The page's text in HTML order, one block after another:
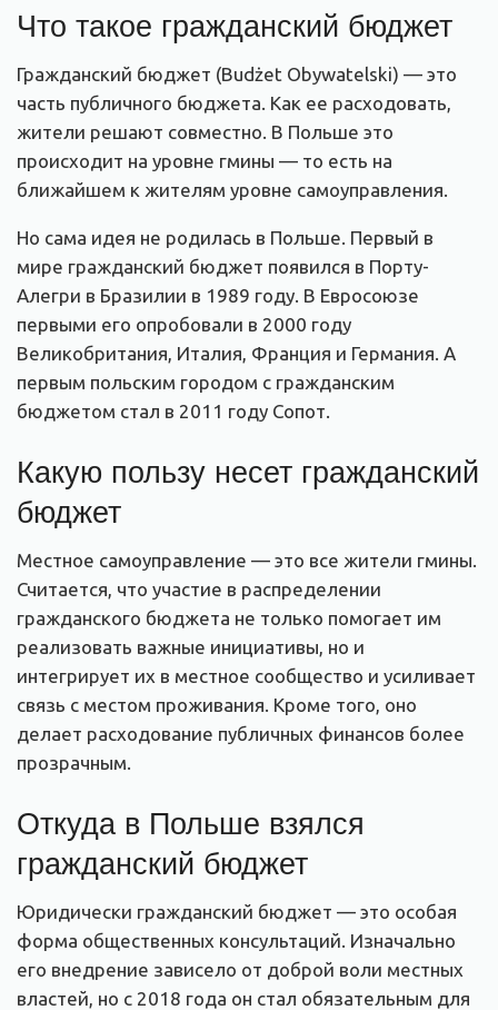
Что такое гражданский бюджет
Гражданский бюджет (Budżet Obywatelski) — это
часть публичного бюджета. Как ее расходовать,
жители решают совместно. В Польше это
происходит на уровне гмины — то есть на
ближайшем к жителям уровне самоуправления.
Но сама идея не родилась в Польше. Первый в
мире гражданский бюджет появился в Порту-
Алегри в Бразилии в 1989 году. В Евросоюзе
первыми его опробовали в 2000 году
Великобритания, Италия, Франция и Германия. А
первым польским городом с гражданским
бюджетом стал в 2011 году Сопот.
Какую пользу несет гражданский
бюджет
Местное самоуправление — это все жители гмины.
Считается, что участие в распределении
гражданского бюджета не только помогает им
реализовать важные инициативы, но и
интегрирует их в местное сообщество и усиливает
связь с местом проживания. Кроме того, оно
делает расходование публичных финансов более
прозрачным.
Откуда в Польше взялся
гражданский бюджет
Юридически гражданский бюджет — это особая
форма общественных консультаций. Изначально
его внедрение зависело от доброй воли местных
властей, но с 2018 года он стал обязательным для